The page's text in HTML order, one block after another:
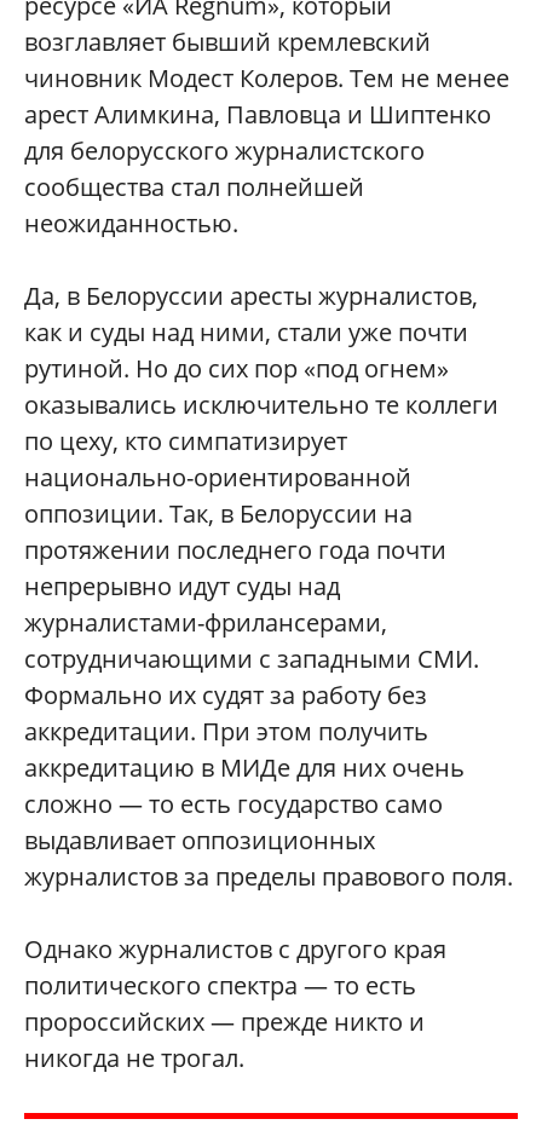
возглавляет бывший кремлевский
чиновник Модест Колеров. Тем не менее
арест Алимкина, Павловца и Шиптенко
для белорусского журналистского
сообщества стал полнейшей
неожиданностью.
Да, в Белоруссии аресты журналистов,
как и суды над ними, стали уже почти
рутиной. Но до сих пор «под огнем»
оказывались исключительно те коллеги
по цеху, кто симпатизирует
национально-ориентированной
оппозиции. Так, в Белоруссии на
протяжении последнего года почти
непрерывно идут суды над
журналистами-фрилансерами,
сотрудничающими с западными СМИ.
Формально их судят за работу без
аккредитации. При этом получить
аккредитацию в МИДе для них очень
сложно — то есть государство само
выдавливает оппозиционных
журналистов за пределы правового поля.
Однако журналистов с другого края
политического спектра — то есть
пророссийских — прежде никто и
никогда не трогал.